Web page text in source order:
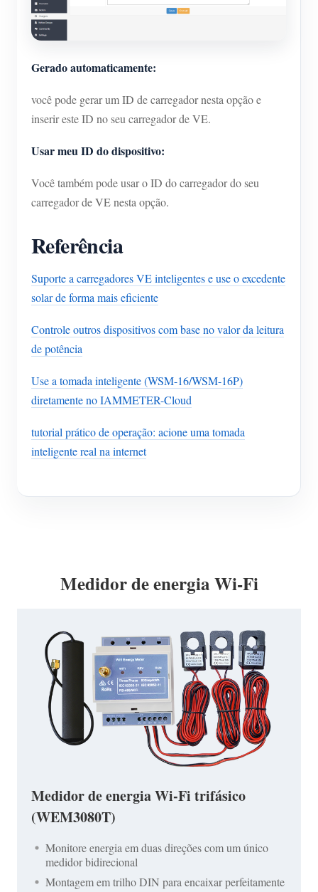
Gerado automaticamente:
você pode gerar um ID de carregador nesta opção e
inserir este ID no seu carregador de VE.
Usar meu ID do dispositivo:
Você também pode usar o ID do carregador do seu
carregador de VE nesta opção.
Referência
Suporte a carregadores VE inteligentes e use o excedente
solar de forma mais eficiente
Controle outros dispositivos com base no valor da leitura
de potência
Use a tomada inteligente (WSM-16/WSM-16P)
diretamente no IAMMETER-Cloud
tutorial prático de operação: acione uma tomada
inteligente real na internet
Medidor de energia Wi-Fi
Medidor de energia Wi-Fi trifásico
(WEM3080T)
Monitore energia em duas direções com um único
medidor bidirecional
Montagem em trilho DIN para encaixar perfeitamente